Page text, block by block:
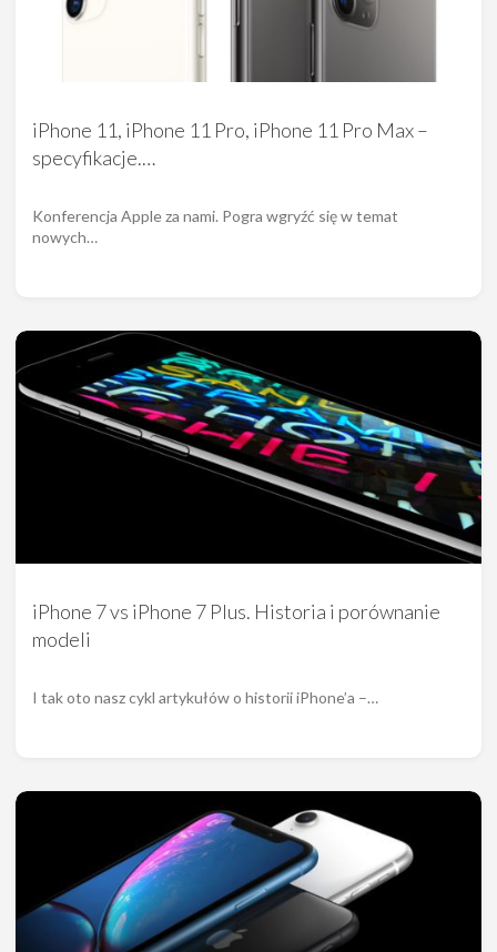
iPhone 11, iPhone 11 Pro, iPhone 11 Pro Max –
specyfikacje.…
Konferencja Apple za nami. Pogra wgryźć się w temat
nowych…
iPhone 7 vs iPhone 7 Plus. Historia i porównanie
modeli
I tak oto nasz cykl artykułów o historii iPhone’a –…